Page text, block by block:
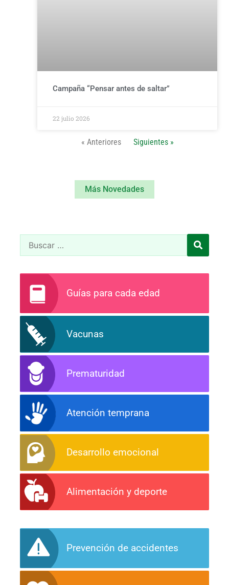
Campaña “Pensar antes de saltar”
22 julio 2026
« Anteriores Siguientes »
Más Novedades
Guías para cada edad
Vacunas
Prematuridad
Atención temprana
Desarrollo emocional
Alimentación y deporte
Prevención de accidentes